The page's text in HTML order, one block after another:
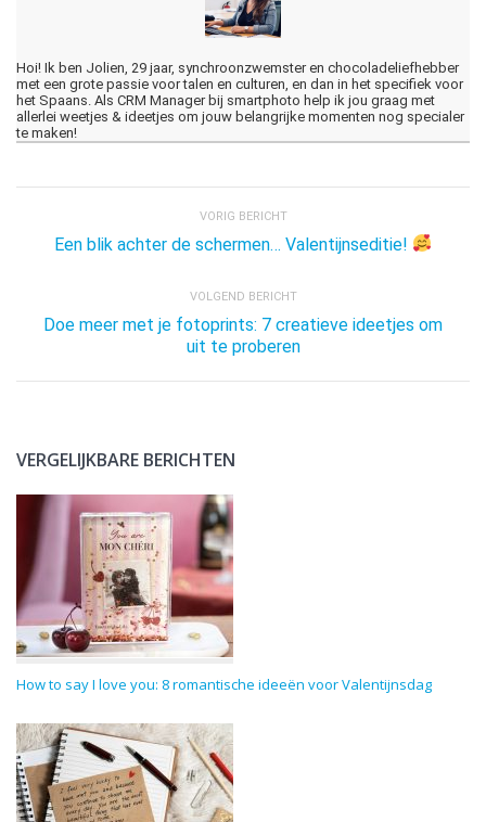
Hoi! Ik ben Jolien, 29 jaar, synchroonzwemster en chocoladeliefhebber
met een grote passie voor talen en culturen, en dan in het specifiek voor
het Spaans. Als CRM Manager bij smartphoto help ik jou graag met
allerlei weetjes & ideetjes om jouw belangrijke momenten nog specialer
te maken!
VORIG BERICHT
Een blik achter de schermen… Valentijnseditie!
VOLGEND BERICHT
Doe meer met je fotoprints: 7 creatieve ideetjes om
uit te proberen
VERGELIJKBARE BERICHTEN
How to say I love you: 8 romantische ideeën voor Valentijnsdag